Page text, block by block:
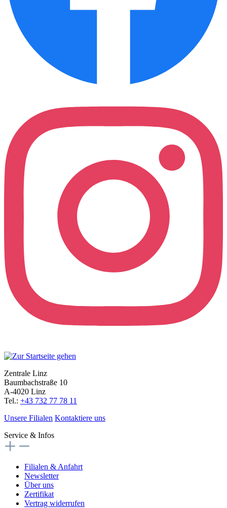
Zentrale Linz
Baumbachstraße 10
A-4020 Linz
Tel.: +43 732 77 78 11
Unsere Filialen Kontaktiere uns
Service & Infos
Filialen & Anfahrt
Newsletter
Über uns
Zertifikat
Vertrag widerrufen